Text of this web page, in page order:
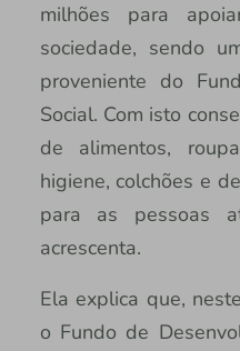
milhões para
sociedade, sendo
proveniente do
Social. Com isto
de alimentos,
higiene, colchões e
para as pessoas
acrescenta.
Ela explica que,
o Fundo de